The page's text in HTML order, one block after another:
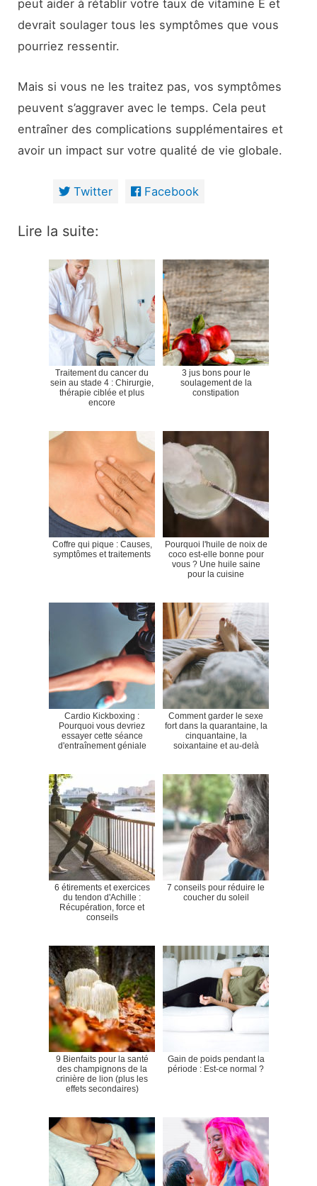
peut aider à rétablir votre taux de vitamine E et
devrait soulager tous les symptômes que vous
pourriez ressentir.
Mais si vous ne les traitez pas, vos symptômes
peuvent s’aggraver avec le temps. Cela peut
entraîner des complications supplémentaires et
avoir un impact sur votre qualité de vie globale.
Twitter Facebook
Lire la suite:
Traitement du cancer du
sein au stade 4 : Chirurgie,
thérapie ciblée et plus
encore
3 jus bons pour le
soulagement de la
constipation
Coffre qui pique : Causes,
symptômes et traitements
Pourquoi l'huile de noix de
coco est-elle bonne pour
vous ? Une huile saine
pour la cuisine
Cardio Kickboxing :
Pourquoi vous devriez
essayer cette séance
d'entraînement géniale
Comment garder le sexe
fort dans la quarantaine, la
cinquantaine, la
soixantaine et au-delà
6 étirements et exercices
du tendon d'Achille :
Récupération, force et
conseils
7 conseils pour réduire le
coucher du soleil
9 Bienfaits pour la santé
des champignons de la
crinière de lion (plus les
effets secondaires)
Gain de poids pendant la
période : Est-ce normal ?